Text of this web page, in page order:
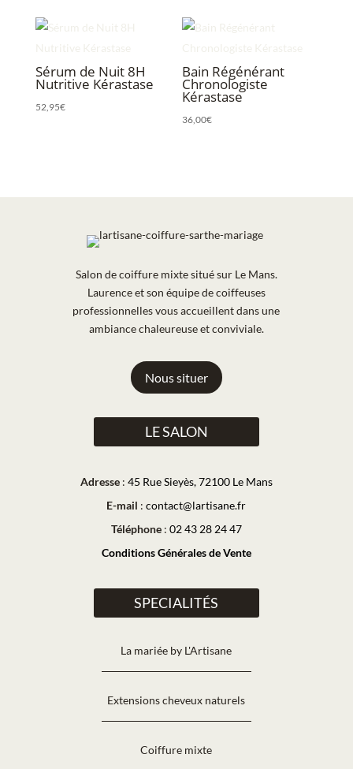
Sérum de Nuit 8H
Nutritive Kérastase
52,95€
Bain Régénérant
Chronologiste
Kérastase
36,00€
Salon de coiffure mixte situé sur Le Mans.
Laurence et son équipe de coiffeuses
professionnelles vous accueillent dans une
ambiance chaleureuse et conviviale.
Nous situer
LE SALON
Adresse: 45 Rue Sieyès, 72100 Le Mans
E-mail :contact@lartisane.fr
Téléphone: 02 43 28 24 47
Conditions Générales de Vente
SPECIALITÉS
La mariée by L'Artisane
Extensions cheveux naturels
Coiffure mixte